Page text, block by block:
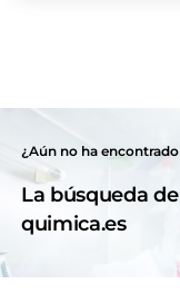
¿Aún no ha
La búsqueda
quimica.es